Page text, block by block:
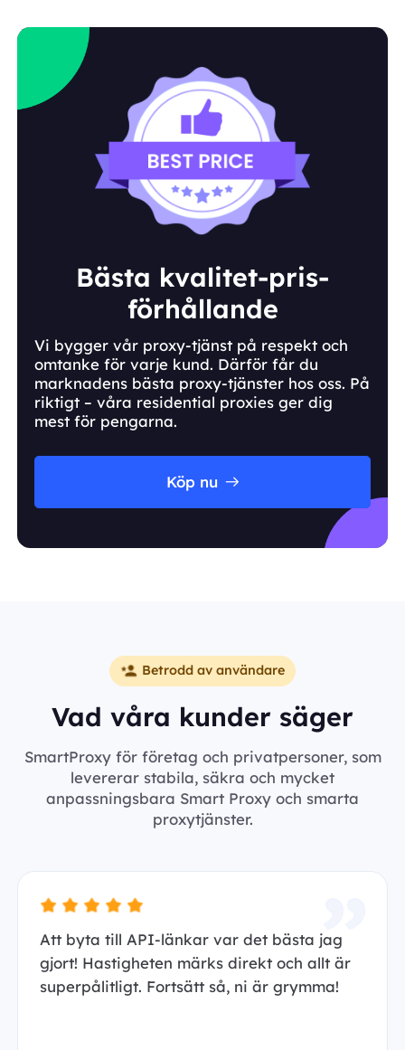
Bästa kvalitet-pris-
förhållande
Vi bygger vår proxy-tjänst på respekt och
omtanke för varje kund. Därför får du
marknadens bästa proxy-tjänster hos oss. På
riktigt – våra residential proxies ger dig
mest för pengarna.
Köp nu
Betrodd av användare
Vad våra kunder säger
SmartProxy för företag och privatpersoner, som
levererar stabila, säkra och mycket
anpassningsbara Smart Proxy och smarta
proxytjänster.
Att byta till API-länkar var det bästa jag
gjort! Hastigheten märks direkt och allt är
superpålitligt. Fortsätt så, ni är grymma!